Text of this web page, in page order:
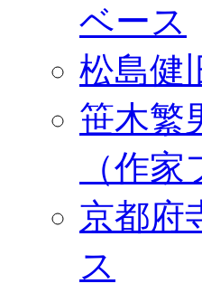
ベース
松島健
笹木繁
（作家
京都府
ス